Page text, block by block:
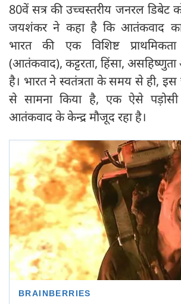
80वें सत्र की उच्चस्तरीय जनरल डिबेट
जयशंकर ने कहा है कि आतंकवाद का
भारत की एक विशिष्ट
(आतंकवाद), कट्टरता, हिंसा,
है। भारत ने स्वतंत्रता के समय से ही, इस
से सामना किया है, एक ऐसे
आतंकवाद के केन्द्र मौजूद रहा है।